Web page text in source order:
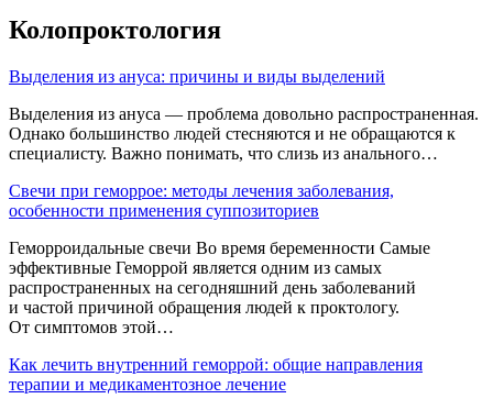
Колопроктология
Выделения из ануса: причины и виды выделений
Выделения из ануса — проблема довольно распространенная.
Однако большинство людей стесняются и не обращаются к
специалисту. Важно понимать, что слизь из анального…
Свечи при геморрое: методы лечения заболевания,
особенности применения суппозиториев
Геморроидальные свечи Во время беременности Самые
эффективные Геморрой является одним из самых
распространенных на сегодняшний день заболеваний
и частой причиной обращения людей к проктологу.
От симптомов этой…
Как лечить внутренний геморрой: общие направления
терапии и медикаментозное лечение